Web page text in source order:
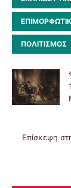
ΠΟΛΙΤΙΣΜΌΣ
Επίσκεψη